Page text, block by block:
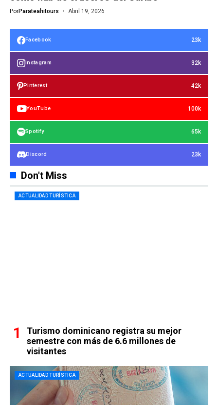
PorParateahitours Abril 19, 2026
Facebook 23k
Instagram 32k
Pinterest 42k
YouTube 100k
Spotify 65k
Discord 23k
Don't Miss
ACTUALIDAD TURÍSTICA
Turismo dominicano registra su mejor
semestre con más de 6.6 millones de
visitantes
ACTUALIDAD TURÍSTICA